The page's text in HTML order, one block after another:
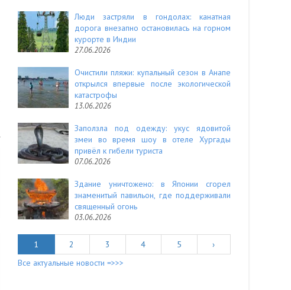
Люди застряли в гондолах: канатная
дорога внезапно остановилась на горном
курорте в Индии
27.06.2026
Очистили пляжи: купальный сезон в Анапе
открылся впервые после экологической
катастрофы
13.06.2026
Заползла под одежду: укус ядовитой
змеи во время шоу в отеле Хургады
привёл к гибели туриста
07.06.2026
Здание уничтожено: в Японии сгорел
знаменитый павильон, где поддерживали
священный огонь
03.06.2026
1 2 3 4 5
›
Все актуальные новости =>>>